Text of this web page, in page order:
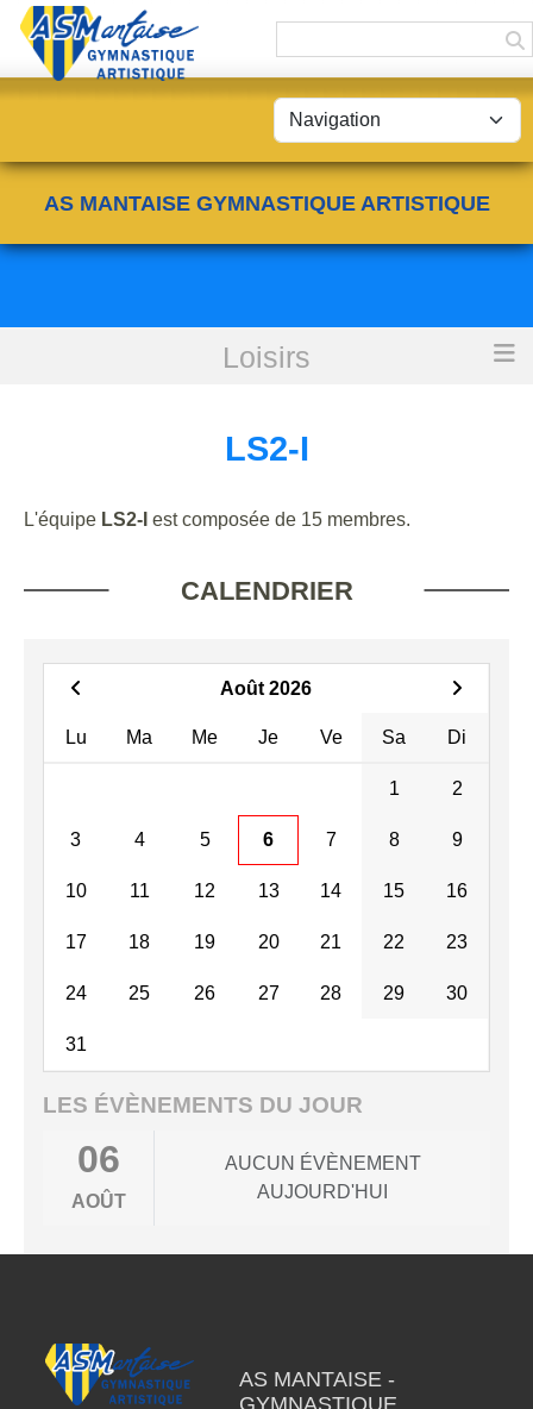
AS MANTAISE GYMNASTIQUE ARTISTIQUE
Loisirs
LS2-I
LS2-I
L'équipe LS2-I est composée de 15 membres.
CALENDRIER
Août 2026
Lu Ma Me Je Ve Sa Di
1 2
3 4 5 6 7 8 9
10 11 12 13 14 15 16
17 18 19 20 21 22 23
24 25 26 27 28 29 30
31
LES ÉVÈNEMENTS DU JOUR
06
AOÛT
AUCUN ÉVÈNEMENT
AUJOURD'HUI
AS MANTAISE -
GYMNASTIQUE
Panneau de gestion des cookies